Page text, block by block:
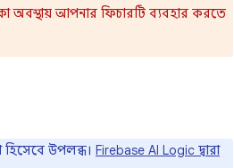
অবস্থায় আপনার ফিচারটি ব্যবহার করতে
উপলব্ধ। Firebase AI Logic দ্বারা